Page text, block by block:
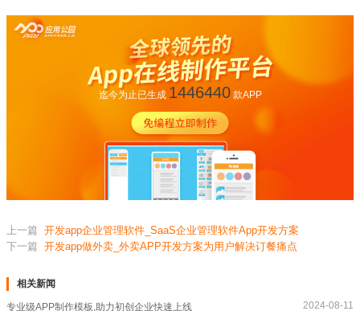
迄今为止已生成 1446440款APP
上一篇 开发app企业管理软件_SaaS企业管理软件App开发方案
下一篇 开发app做外卖_外卖APP开发方案为用户解决订餐痛点
相关新闻
专业级APP制作模板,助力初创企业快速上线 2024-08-11